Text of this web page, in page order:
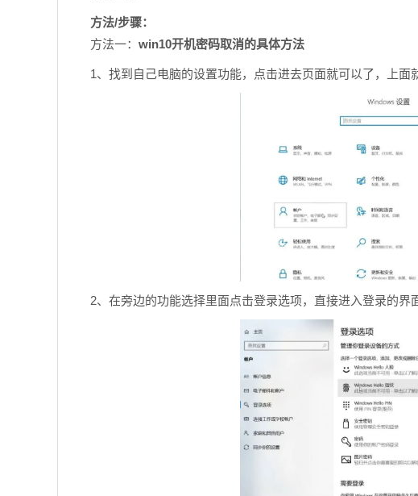
方法/步骤：
方法一： win10开机密码取消的具体方法
1、找到自己电脑的设置功能，点击进去页面就可以了，上面
2、在旁边的功能选择里面点击登录选项，直接进入登录的界